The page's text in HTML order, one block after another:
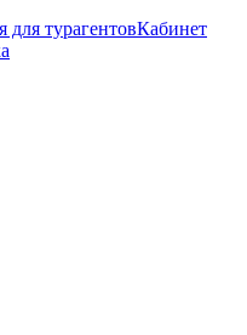
для турагентовКабинет